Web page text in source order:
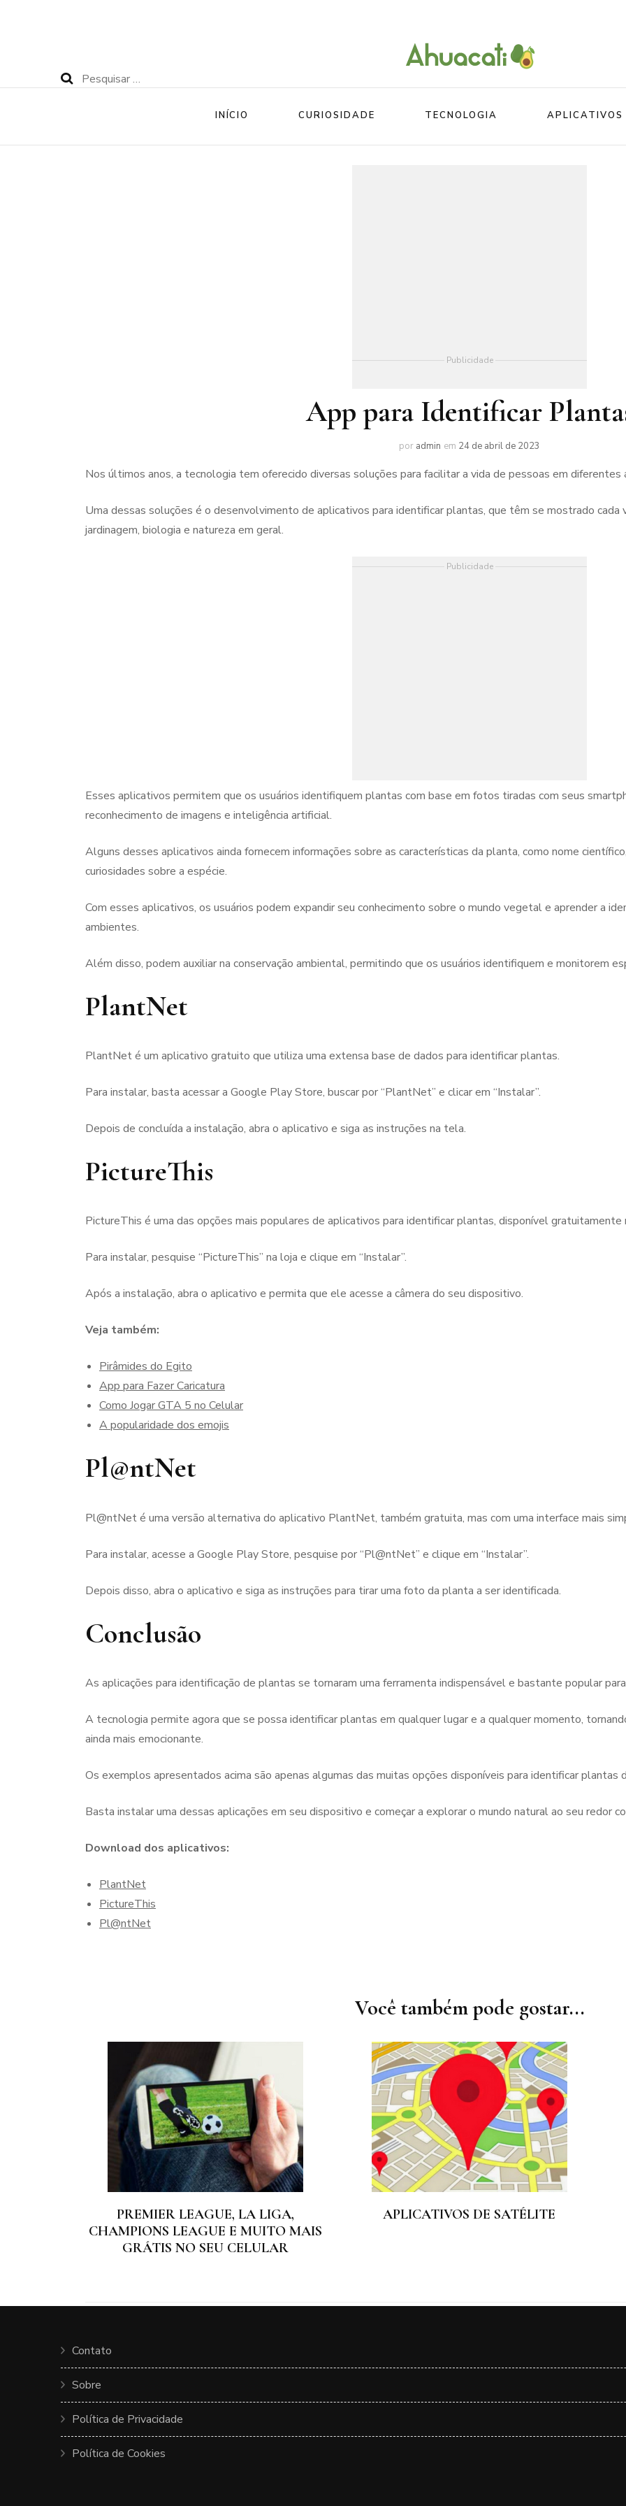
Pesquisar
Ahuacati
O melhor da Internet em um só lugar
INÍCIO CURIOSIDADE TECNOLOGIA APLICATIVOS
Publicidade
App para Identificar
por admin em 24 de abril de 2023
Nos últimos anos, a tecnologia tem oferecido diversas soluções para facilitar a vida de pessoas em diferentes
Uma dessas soluções é o desenvolvimento de aplicativos para identificar plantas, que têm se mostrado
jardinagem, biologia e natureza em geral.
Publicidade
Esses aplicativos permitem que os usuários identifiquem plantas com base em fotos tiradas com seus
reconhecimento de imagens e inteligência artificial.
Alguns desses aplicativos ainda fornecem informações sobre as características da planta, como nome
curiosidades sobre a espécie.
Com esses aplicativos, os usuários podem expandir seu conhecimento sobre o mundo vegetal e aprender a
ambientes.
Além disso, podem auxiliar na conservação ambiental, permitindo que os usuários identifiquem e monitorem
PlantNet
PlantNet é um aplicativo gratuito que utiliza uma extensa base de dados para identificar plantas.
Para instalar, basta acessar a Google Play Store, buscar por “PlantNet” e clicar em “Instalar”.
Depois de concluída a instalação, abra o aplicativo e siga as instruções na tela.
PictureThis
PictureThis é uma das opções mais populares de aplicativos para identificar plantas, disponível
Para instalar, pesquise “PictureThis” na loja e clique em “Instalar”.
Após a instalação, abra o aplicativo e permita que ele acesse a câmera do seu dispositivo.
Veja também:
Pirâmides do Egito
App para Fazer Caricatura
Como Jogar GTA 5 no Celular
A popularidade dos emojis
Pl@ntNet
Pl@ntNet é uma versão alternativa do aplicativo PlantNet, também gratuita, mas com uma interface mais
Para instalar, acesse a Google Play Store, pesquise por “Pl@ntNet” e clique em “Instalar”.
Depois disso, abra o aplicativo e siga as instruções para tirar uma foto da planta a ser identificada.
Conclusão
As aplicações para identificação de plantas se tornaram uma ferramenta indispensável e bastante popular
A tecnologia permite agora que se possa identificar plantas em qualquer lugar e a qualquer momento,
ainda mais emocionante.
Os exemplos apresentados acima são apenas algumas das muitas opções disponíveis para identificar plantas
Basta instalar uma dessas aplicações em seu dispositivo e começar a explorar o mundo natural ao seu redor
Download dos aplicativos:
PlantNet
PictureThis
Pl@ntNet
Você também pode gostar...
PREMIER LEAGUE, LA LIGA,
CHAMPIONS LEAGUE E MUITO MAIS
GRÁTIS NO SEU CELULAR
APLICATIVOS DE SATÉLITE
Contato
Sobre
Política de Privacidade
Política de Cookies